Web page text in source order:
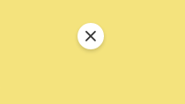
關閉特別通告